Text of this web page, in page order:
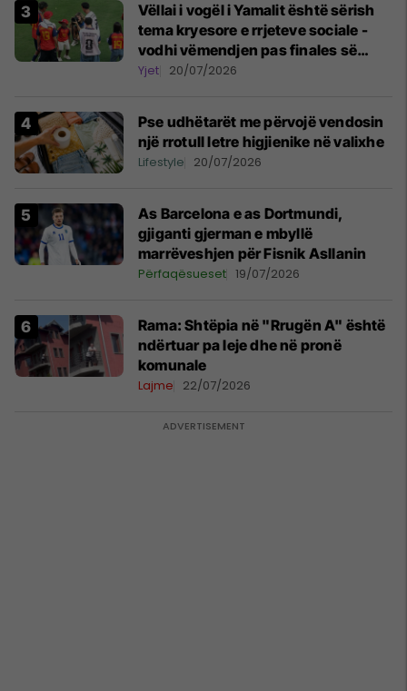
Vëllai i vogël i Yamalit është sërish
tema kryesore e rrjeteve sociale -
vodhi vëmendjen pas finales së
Kupës së Botës
Yjet 20/07/2026
Pse udhëtarët me përvojë vendosin
një rrotull letre higjienike në valixhe
Lifestyle 20/07/2026
As Barcelona e as Dortmundi,
gjiganti gjerman e mbyllë
marrëveshjen për Fisnik Asllanin
Përfaqësueset 19/07/2026
Rama: Shtëpia në "Rrugën A" është
ndërtuar pa leje dhe në pronë
komunale
Lajme 22/07/2026